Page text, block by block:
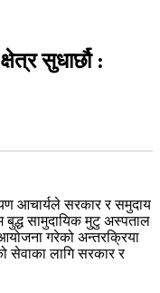
सुधार्छौ :
आचार्यले सरकार र समुदाय
बुद्ध सामुदायिक मुटु अस्पताल
गरेको अन्तरक्रिया
सेवाका लागि सरकार र